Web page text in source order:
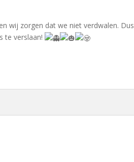
wij zorgen dat we niet verdwalen. Dus
te verslaan!